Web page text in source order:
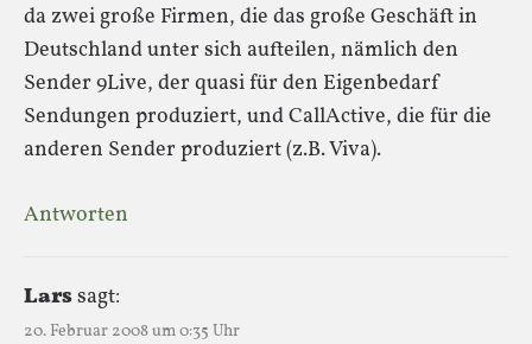
da zwei große Firmen, die das große Geschäft in
Deutschland unter sich aufteilen, nämlich den
Sender 9Live, der quasi für den Eigenbedarf
Sendungen produziert, und CallActive, die für die
anderen Sender produziert (z.B. Viva).
Antworten
Larssagt:
20. Februar 2008 um 0:35 Uhr